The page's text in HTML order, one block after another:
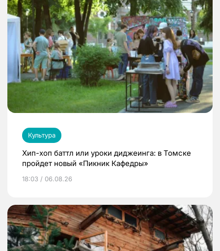
Культура
Хип-хоп баттл или уроки диджеинга: в Томске
пройдет новый «Пикник Кафедры»
18:03 / 06.08.26